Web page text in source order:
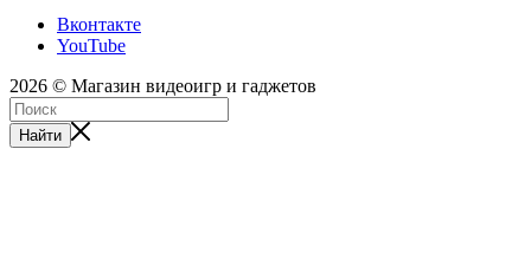
Вконтакте
YouTube
2026 © Магазин видеоигр и гаджетов
Найти